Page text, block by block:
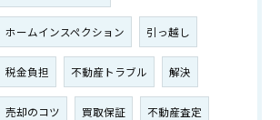
ホームインスペクション 引っ越し
税金負担 不動産トラブル 解決
売却のコツ 買取保証 不動産査定